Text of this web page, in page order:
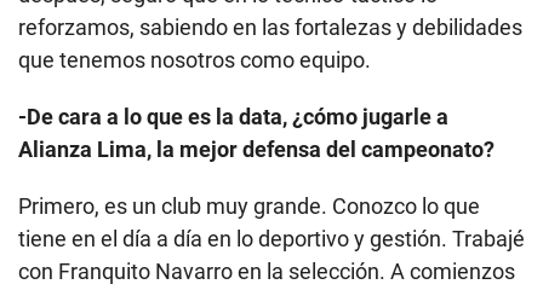
reforzamos, sabiendo en las fortalezas y debilidades
que tenemos nosotros como equipo.
-De cara a lo que es la data, ¿cómo jugarle a
Alianza Lima, la mejor defensa del campeonato?
Primero, es un club muy grande. Conozco lo que
tiene en el día a día en lo deportivo y gestión. Trabajé
con Franquito Navarro en la selección. A comienzos